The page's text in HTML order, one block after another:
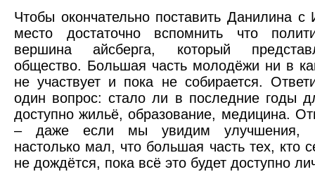
Чтобы окончательно поставить Данилина
место достаточно вспомнить что
вершина айсберга, который
общество. Большая часть молодёжи ни в
не участвует и пока не собирается.
один вопрос: стало ли в последние годы
доступно жильё, образование, медицина.
– даже если мы увидим улучшения,
настолько мал, что большая часть тех, кто
не дождётся, пока всё это будет доступно